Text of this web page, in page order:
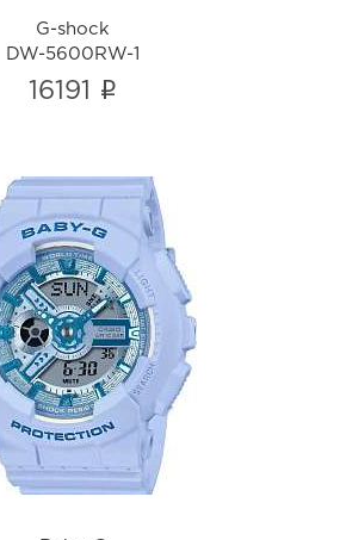
G-shock
DW-5600RW-1
16191 i
Baby-G
BA-110YK-2A
i